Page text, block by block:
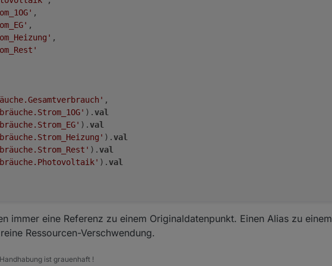
,
,
,
,
).val
).val
).val
).val
).val
immer eine Referenz zu einem Originaldatenpunkt. Einen Alias zu einem
Ressourcen-Verschwendung.
ist grauenhaft !